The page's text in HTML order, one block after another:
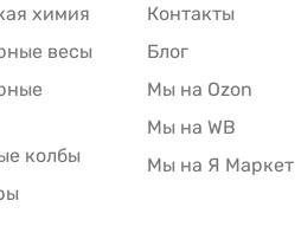
химия
весы
колбы
Контакты
Блог
Мы на Ozon
Мы на WB
Мы на Я Маркет